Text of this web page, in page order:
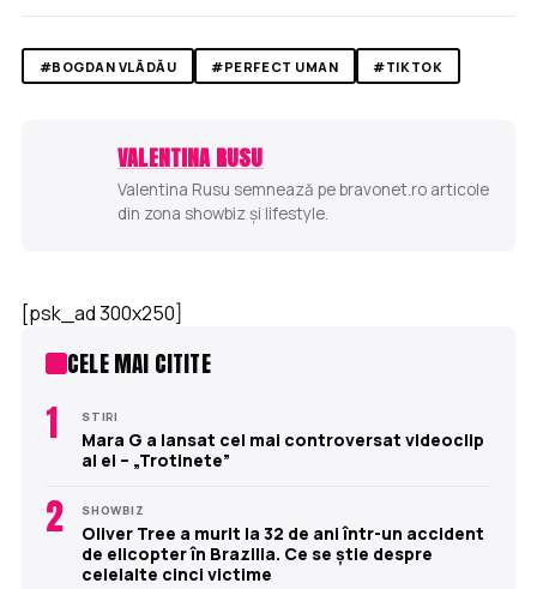
#BOGDAN VLĂDĂU #PERFECT UMAN #TIKTOK
VALENTINA RUSU
Valentina Rusu semnează pe bravonet.ro articole
din zona showbiz și lifestyle.
[psk_ad 300x250]
CELE MAI CITITE
1 STIRI
Mara G a lansat cel mai controversat videoclip
al ei – „Trotinete”
2 SHOWBIZ
Oliver Tree a murit la 32 de ani într-un accident
de elicopter în Brazilia. Ce se știe despre
celelalte cinci victime